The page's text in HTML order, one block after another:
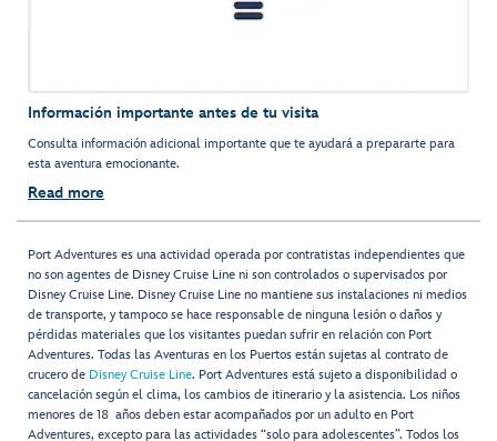
Información importante antes de tu visita
Consulta información adicional importante que te ayudará a prepararte para
esta aventura emocionante.
Read more
Port Adventures es una actividad operada por contratistas independientes que
no son agentes de Disney Cruise Line ni son controlados o supervisados por
Disney Cruise Line. Disney Cruise Line no mantiene sus instalaciones ni medios
de transporte, y tampoco se hace responsable de ninguna lesión o daños y
pérdidas materiales que los visitantes puedan sufrir en relación con Port
Adventures. Todas las Aventuras en los Puertos están sujetas al contrato de
crucero de Disney Cruise Line. Port Adventures está sujeto a disponibilidad o
cancelación según el clima, los cambios de itinerario y la asistencia. Los niños
menores de 18 años deben estar acompañados por un adulto en Port
Adventures, excepto para las actividades “solo para adolescentes”. Todos los